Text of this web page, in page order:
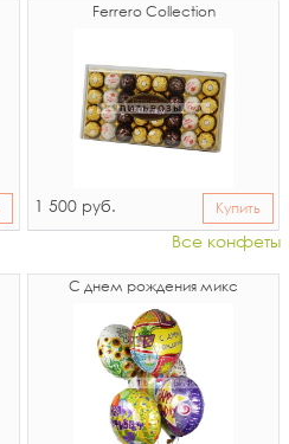
Ferrero Collection
1 500 руб. Купить
Все конфеты
С днем рождения микс